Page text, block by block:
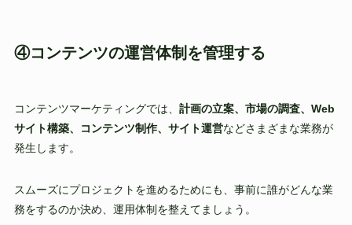
④コンテンツの運営体制を管理する
コンテンツマーケティングでは、 計画の立案、市場の調査、Web
サイト構築、コンテンツ制作、サイト運営などさまざまな業務が
発生します。
スムーズにプロジェクトを進めるためにも、事前に誰がどんな業
務をするのか決め、運用体制を整えてましょう。